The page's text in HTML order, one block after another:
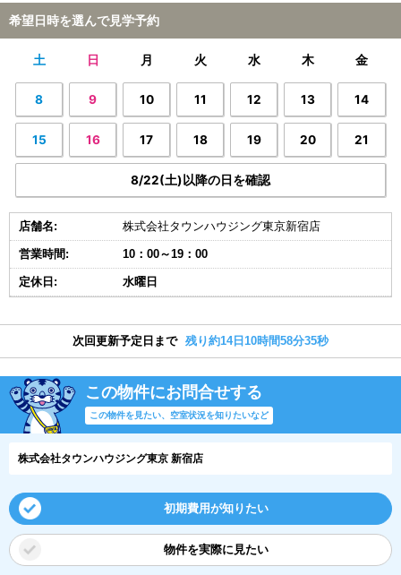
希望日時を選んで見学予約
土 日 月 火 水 木 金
8 9 10 11 12 13 14
15 16 17 18 19 20 21
8/22(土)以降の日を確認
店舗名: 株式会社タウンハウジング東京新宿店
営業時間: 10：00～19：00
定休日: 水曜日
次回更新予定日まで 残り約14日10時間58分34秒
この物件にお問合せする
この物件を見たい、空室状況を知りたいなど
株式会社タウンハウジング東京 新宿店
初期費用が知りたい
物件を実際に見たい